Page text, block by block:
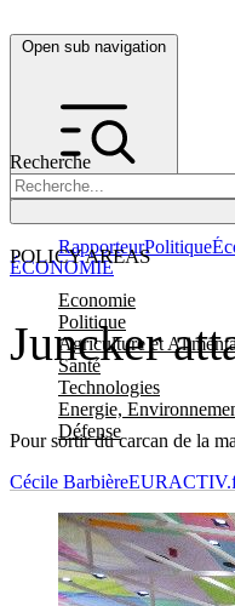
Open sub navigation
Recherche
POLICY AREAS
Economie
Politique
Agriculture et
Santé
Technologies
Energie,
Défense
RapporteurPolitique
Juncker
Pour sortir du carcan de la
ÉCONOMIE
Cécile Barbière